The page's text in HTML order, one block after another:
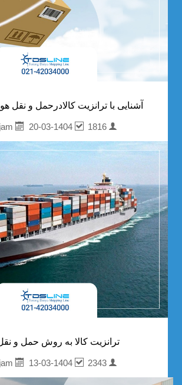
آشنایی با ترانزیت کالادرحمل و نقل
yashar jam
20-03-1404 1816
ترانزیت کالا به روش حمل و
yashar jam
13-03-1404 2343